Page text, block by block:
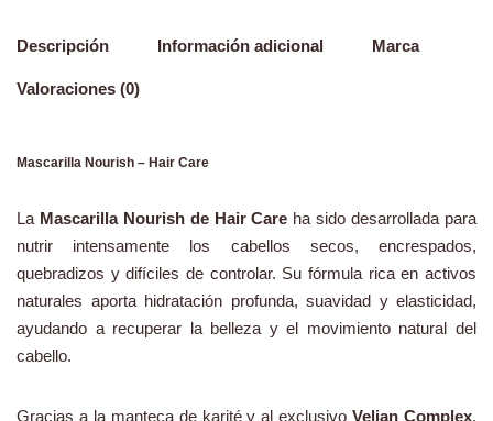
Descripción Información adicional Marca
Valoraciones (0)
Mascarilla Nourish – Hair Care
La Mascarilla Nourish de Hair Care ha sido desarrollada para
nutrir intensamente los cabellos secos, encrespados,
quebradizos y difíciles de controlar. Su fórmula rica en activos
naturales aporta hidratación profunda, suavidad y elasticidad,
ayudando a recuperar la belleza y el movimiento natural del
cabello.
Gracias a la manteca de karité y al exclusivoVelian Complex,